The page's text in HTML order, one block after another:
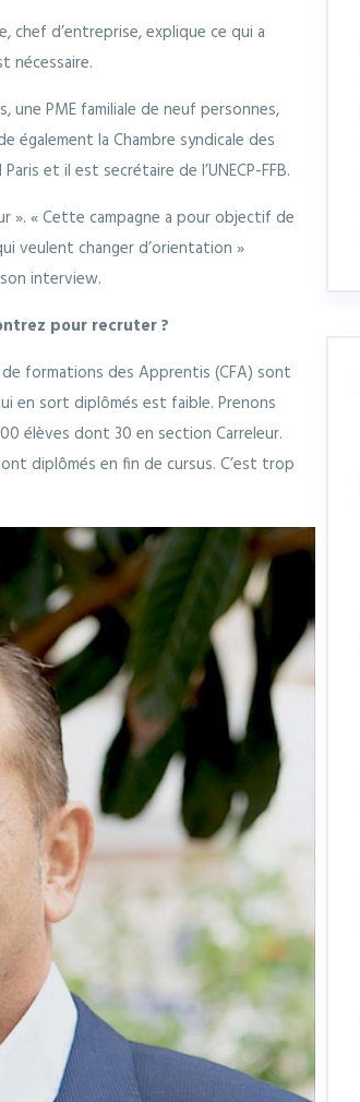
chef d’entreprise, explique ce qui a
nécessaire.
une PME familiale de neuf personnes,
également la Chambre syndicale des
et il est secrétaire de l’UNECP-FFB.
». « Cette campagne a pour objectif de
veulent changer d’orientation »
interview.
pour recruter ?
formations des Apprentis (CFA) sont
en sort diplômés est faible. Prenons
élèves dont 30 en section Carreleur.
diplômés en fin de cursus. C’est trop